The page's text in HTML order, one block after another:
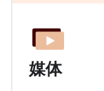
媒体